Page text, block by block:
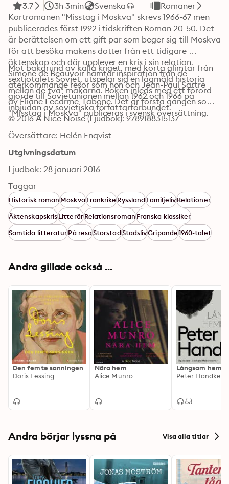
3.7 3h 3min Svenska
Romaner
Kortromanen "Misstag i Moskva" skrevs 1966-67 men
publicerades först 1992 i tidskriften Roman 20-50. Det
är berättelsen om ett gift par som beger sig till Moskva
för att besöka makens dotter från ett tidigare
äktenskap och där upplever en kris i sin relation.
Simone de Beauvoir hämtar inspiration från de
återkommande resor som hon och Jean-Paul Sartre
gjorde till Sovjetunionen mellan 1962 och 1966 på
inbjudan av sovjetiska författarförbundet.
Mot bakgrund av kalla kriget, med korta glimtar från
sextiotalets Sovjet, utspelar sig en lågmäld historia
mellan de två° makarna. Boken inleds med ett förord
av Éliane Lecarme-Tabone. Det är första gången som
"Misstag i Moskva" publiceras i svensk översättning.
© 2016 A Nice Noise (Ljudbok): 9789188315137
Översättare: Helén Enqvist
Utgivningsdatum
Ljudbok: 28 januari 2016
Taggar
Historisk romanMoskvaFrankrikeRysslandFamiljelivRelationer
ÄktenskapskrisLitterärRelationsromanFranska klassiker
Samtida litteraturPå resaStorstadStadslivGripande1960-talet
Andra gillade också ...
Den femte sanningen
Doris Lessing
Nära hem
Alice Munro
Långsam
Peter Handke
Andra börjar lyssna på Visa alla titlar